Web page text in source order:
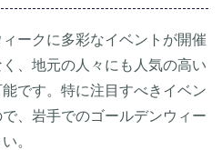
ークに多彩なイベントが開催
、地元の人々にも人気の高い
です。特に注目すべきイベン
、岩手でのゴールデンウィー
。